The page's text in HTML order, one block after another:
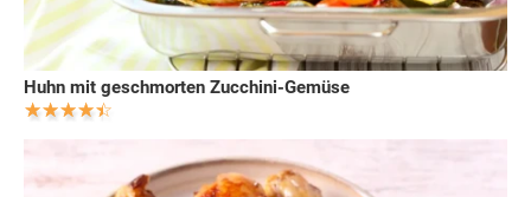
Huhn mit geschmorten Zucchini-Gemüse